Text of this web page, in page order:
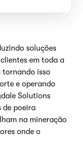
soluções
em toda a
tornando isso
e operando
Solutions
de poeira
na mineração
onde o